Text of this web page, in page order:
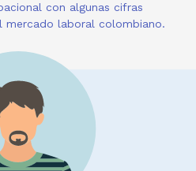
con algunas cifras
mercado laboral colombiano.